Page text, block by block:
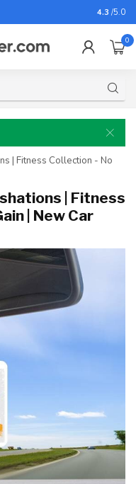
Voor
4.3 /5.0
0
| Fitness Collection - No
| Fitness
| New Car